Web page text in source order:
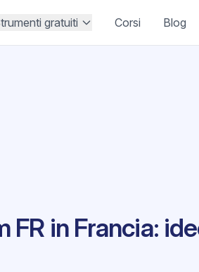
gratuiti Corsi Blog
in Francia: